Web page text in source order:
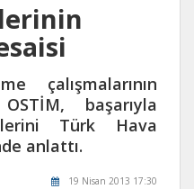
çalışmalarının
başarıyla
Türk Hava
anlattı.
19 Nisan 2013 17:30